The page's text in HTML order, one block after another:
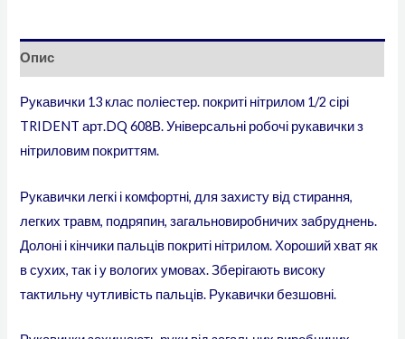
Опис
Рукавички 13 клас поліестер. покриті нітрилом 1/2 сірі
TRIDENT арт.DQ 608В. Універсальні робочі рукавички з
нітриловим покриттям.
Рукавички легкі і комфортні, для захисту від стирання,
легких травм, подряпин, загальновиробничих забруднень.
Долоні і кінчики пальців покриті нітрилом. Хороший хват як
в сухих, так і у вологих умовах. Зберігають високу
тактильну чутливість пальців. Рукавички безшовні.